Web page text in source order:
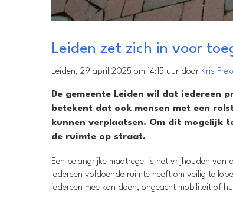
Leiden zet zich in voor
Leiden, 29 april 2025 om 14:15 uur door Kris
De gemeente Leiden wil dat iedereen
betekent dat ook mensen met een
kunnen verplaatsen. Om dit mogelijk
de ruimte op straat.
Een belangrijke maatregel is het vrijhouden
iedereen voldoende ruimte heeft om veilig te
iedereen mee kan doen, ongeacht mobiliteit of